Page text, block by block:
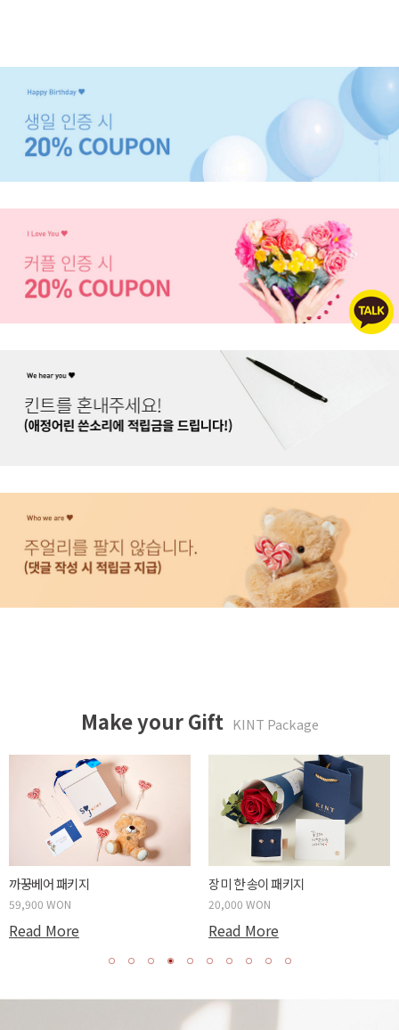
Make your Gift KINT Package
까꿍베어 패키지
59,900 WON
Read More
장미 한 송이 패키지
20,000 WON
Read More